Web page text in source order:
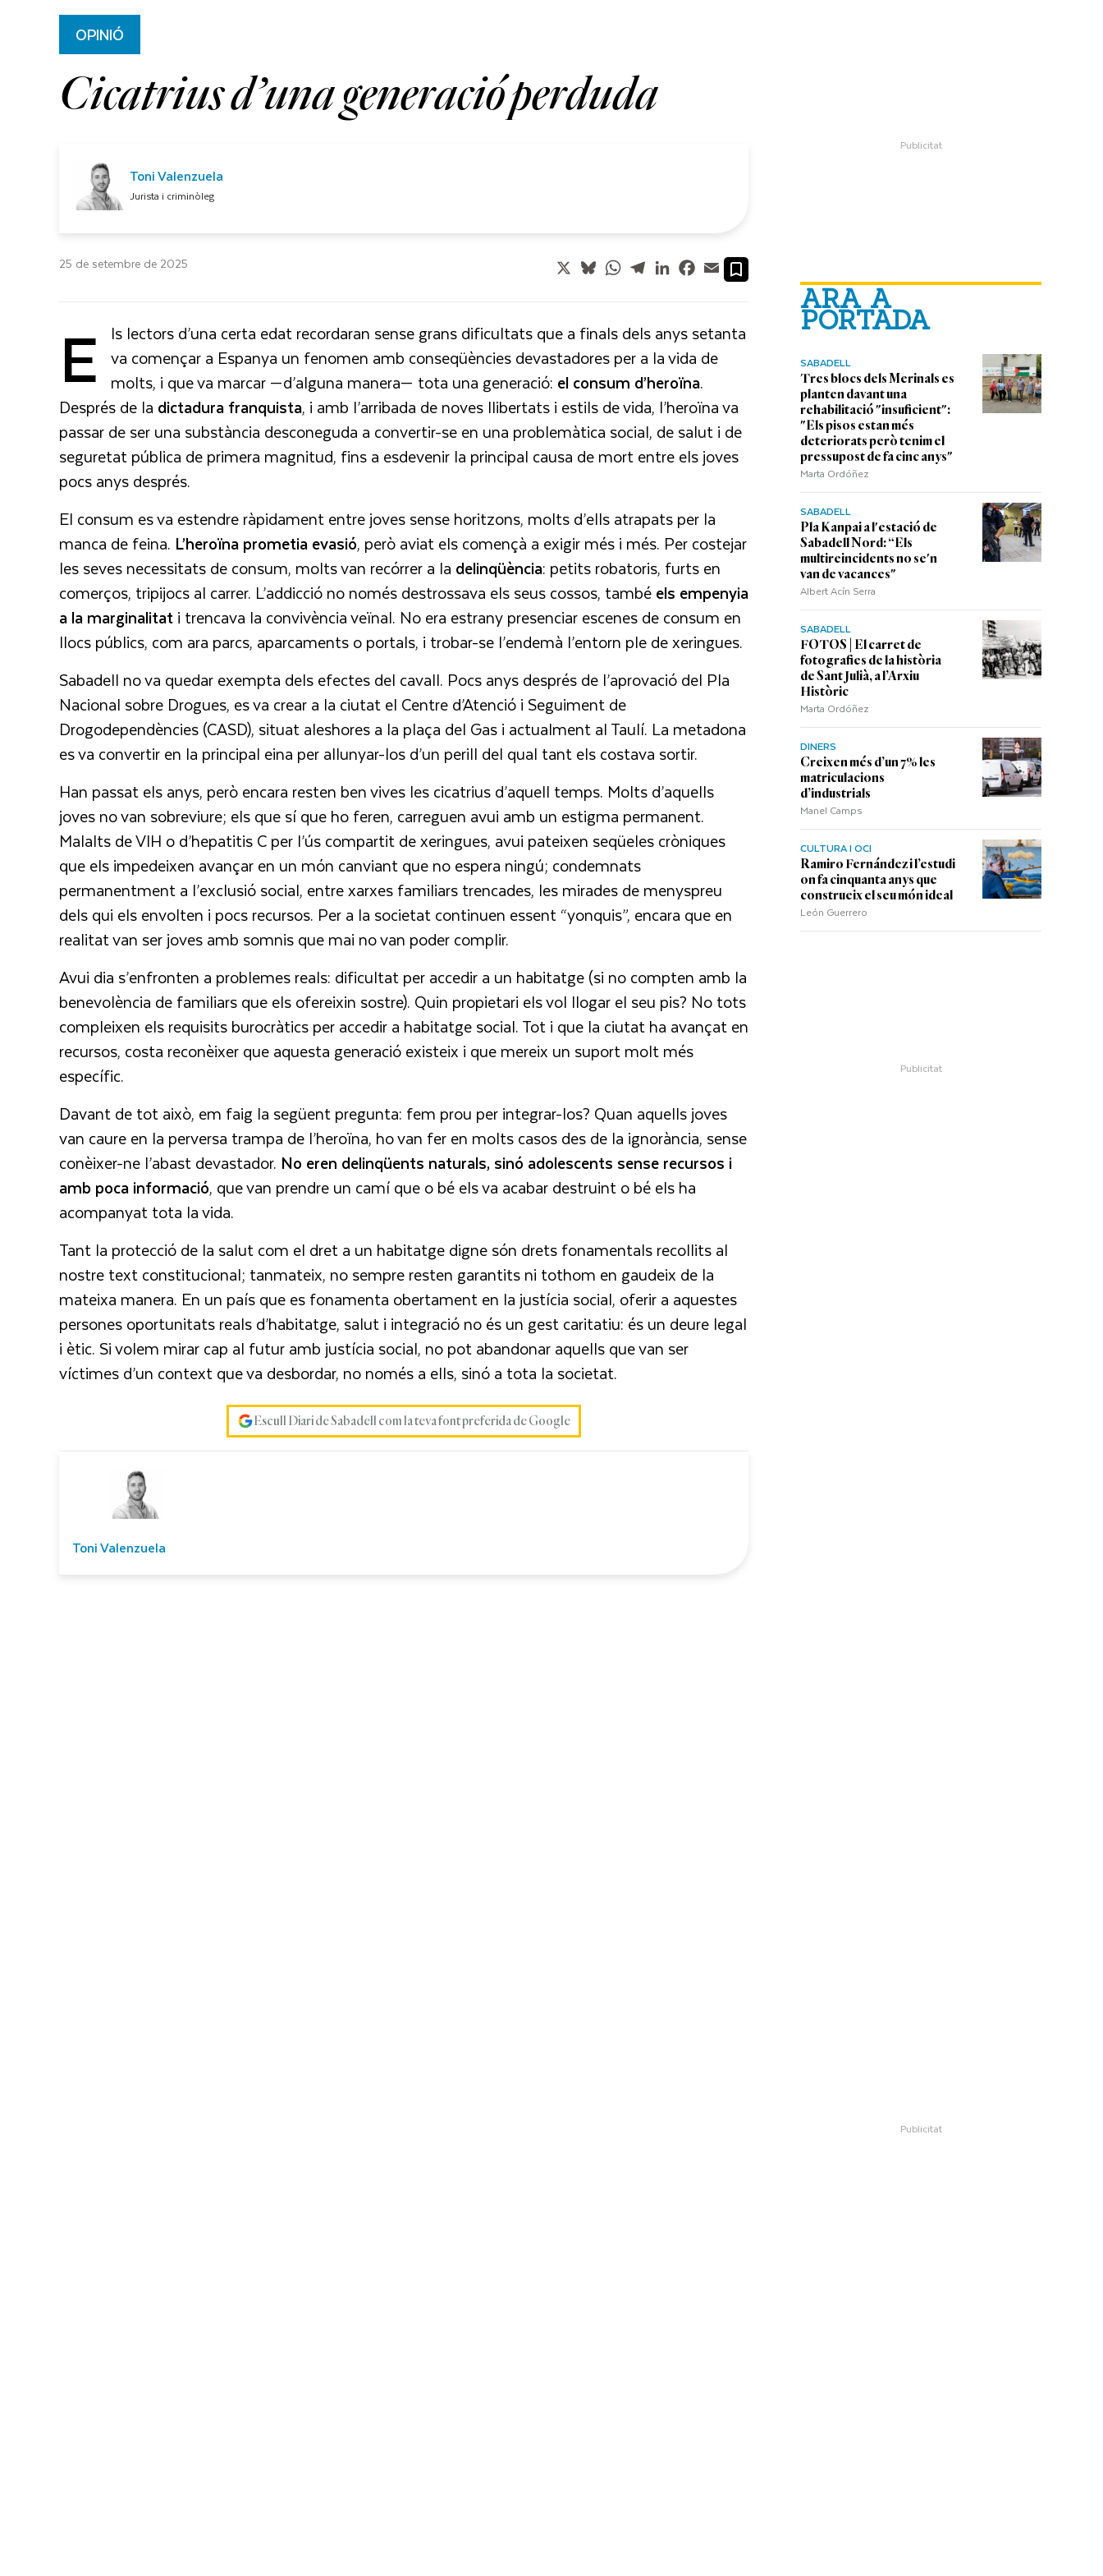
ARA A
PORTADA
SABADELL
Tres blocs dels Merinals es
planten davant una
rehabilitació "insuficient":
"Els pisos estan més
deteriorats però tenim el
pressupost de fa cinc anys"
Marta Ordóñez
SABADELL
Pla Kanpai a l'estació de
Sabadell Nord: “Els
multireincidents no se'n
van de vacances"
Albert Acín Serra
SABADELL
FOTOS | El carret de
fotografies de la història
de Sant Julià, a l’Arxiu
Històric
Marta Ordóñez
DINERS
Creixen més d’un 7% les
matriculacions
d’industrials
Manel Camps
CULTURA I OCI
Ramiro Fernández i l’estudi
on fa cinquanta anys que
construeix el seu món ideal
León Guerrero
OPINIÓ
Cicatrius d’una generació perduda
Toni Valenzuela
Jurista i criminòleg
25 de setembre de 2025 X BlueskyWhatsApp
TelegramLinkedInFacebook
Email
E
ls lectors d’una certa edat recordaran sense grans dificultats que a finals dels anys setanta
va començar a Espanya un fenomen amb conseqüències devastadores per a la vida de
molts, i que va marcar —d’alguna manera— tota una generació: el consum d’heroïna.
Després de la dictadura franquista, i amb l’arribada de noves llibertats i estils de vida, l’heroïna va
passar de ser una substància desconeguda a convertir-se en una problemàtica social, de salut i de
seguretat pública de primera magnitud, fins a esdevenir la principal causa de mort entre els joves
pocs anys després.
El consum es va estendre ràpidament entre joves sense horitzons, molts d’ells atrapats per la
manca de feina. L’heroïna prometia evasió, però aviat els començà a exigir més i més. Per costejar
les seves necessitats de consum, molts van recórrer a la delinqüència: petits robatoris, furts en
comerços, tripijocs al carrer. L’addicció no només destrossava els seus cossos, tambéels empenyia
a la marginalitati trencava la convivència veïnal. No era estrany presenciar escenes de consum en
llocs públics, com ara parcs, aparcaments o portals, i trobar-se l’endemà l’entorn ple de xeringues.
Sabadell no va quedar exempta dels efectes del cavall. Pocs anys després de l’aprovació del Pla
Nacional sobre Drogues, es va crear a la ciutat el Centre d’Atenció i Seguiment de
Drogodependències (CASD), situat aleshores a la plaça del Gas i actualment al Taulí. La metadona
es va convertir en la principal eina per allunyar-los d’un perill del qual tant els costava sortir.
Han passat els anys, però encara resten ben vives les cicatrius d’aquell temps. Molts d’aquells
joves no van sobreviure; els que sí que ho feren, carreguen avui amb un estigma permanent.
Malalts de VIH o d’hepatitis C per l’ús compartit de xeringues, avui pateixen seqüeles cròniques
que els impedeixen avançar en un món canviant que no espera ningú; condemnats
permanentment a l’exclusió social, entre xarxes familiars trencades, les mirades de menyspreu
dels qui els envolten i pocs recursos. Per a la societat continuen essent “yonquis”, encara que en
realitat van ser joves amb somnis que mai no van poder complir.
Avui dia s’enfronten a problemes reals: dificultat per accedir a un habitatge (si no compten amb la
benevolència de familiars que els ofereixin sostre). Quin propietari els vol llogar el seu pis? No tots
compleixen els requisits burocràtics per accedir a habitatge social. Tot i que la ciutat ha avançat en
recursos, costa reconèixer que aquesta generació existeix i que mereix un suport molt més
específic.
Davant de tot això, em faig la següent pregunta: fem prou per integrar-los? Quan aquells joves
van caure en la perversa trampa de l’heroïna, ho van fer en molts casos des de la ignorància, sense
conèixer-ne l’abast devastador. No eren delinqüents naturals, sinó adolescents sense recursos i
amb poca informació, que van prendre un camí que o bé els va acabar destruint o bé els ha
acompanyat tota la vida.
Tant la protecció de la salut com el dret a un habitatge digne són drets fonamentals recollits al
nostre text constitucional; tanmateix, no sempre resten garantits ni tothom en gaudeix de la
mateixa manera. En un país que es fonamenta obertament en la justícia social, oferir a aquestes
persones oportunitats reals d’habitatge, salut i integració no és un gest caritatiu: és un deure legal
i ètic. Si volem mirar cap al futur amb justícia social, no pot abandonar aquells que van ser
víctimes d’un context que va desbordar, no només a ells, sinó a tota la societat.
Escull Diari de Sabadell com la teva font preferida de Google
Toni Valenzuela